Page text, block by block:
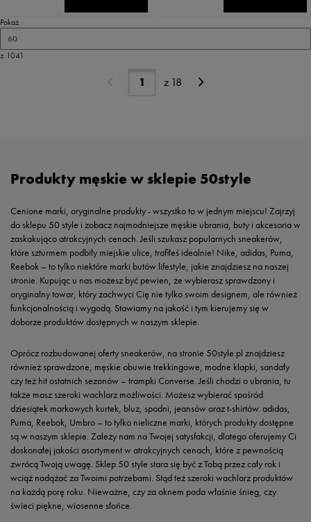
Pokaż
60
z 1041
z 18
Produkty męskie w sklepie 50style
Cenione marki, oryginalne produkty - wszystko to w jednym miejscu! Zajrzyj
do sklepu 50 style i zobacz najmodniejsze męskie ubrania, buty i akcesoria w
zaskakująco atrakcyjnych cenach. Jeśli szukasz popularnych sneakerów,
które szturmem podbiły miejskie ulice, trafiłeś idealnie! Nike, adidas, Puma,
Reebok – to tylko niektóre marki butów lifestyle, jakie znajdziesz na naszej
stronie. Kupując u nas możesz być pewien, że wybierasz sprawdzony i
oryginalny towar, który zachwyci Cię nie tylko swoim designem, ale również
funkcjonalnością i wygodą. Stawiamy na jakość i tym kierujemy się w
doborze produktów dostępnych w naszym sklepie.
Oprócz rozbudowanej oferty sneakerów, na stronie 50style.pl znajdziesz
również sprawdzone, męskie obuwie trekkingowe, modne klapki, sandały
czy też hit ostatnich sezonów – trampki Converse. Jeśli chodzi o ubrania, tu
także masz szeroki wachlarz możliwości. Możesz wybierać spośród
dziesiątek markowych kurtek, bluz, spodni, jeansów oraz t-shirtów. adidas,
Puma, Reebok, Umbro – to tylko nieliczne marki, których produkty dostępne
są w naszym sklepie. Zależy nam na Twojej satysfakcji, dlatego oferujemy Ci
doskonałej jakości asortyment w atrakcyjnych cenach, które z pewnością
zwrócą Twoją uwagę. Sklep 50 style stara się być z Tobą przez cały rok i
wciąż nadążać za Twoimi potrzebami. Stąd też szeroki wachlarz produktów
na każdą porę roku. Nieważne, czy za oknem pada właśnie śnieg, czy
świeci piękne, wiosenne słońce.